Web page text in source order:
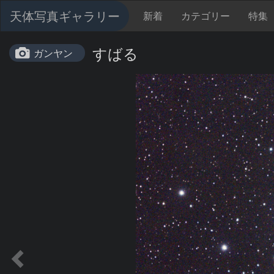
天体写真ギャラリー 新着 カテゴリー 特集
ガンヤン すばる